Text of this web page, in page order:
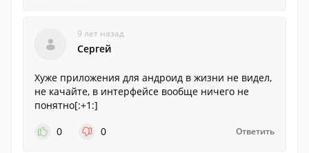
9 лет назад
Сергей
Хуже приложения для андроид в жизни не видел,
не качайте, в интерфейсе вообще ничего не
понятно[:+1:]
0
0 Ответить